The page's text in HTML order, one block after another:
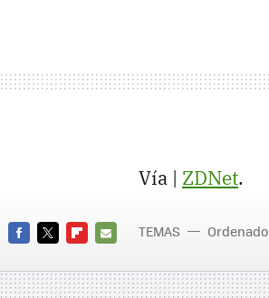
Vía | ZDNet.
MAIL
TEMAS